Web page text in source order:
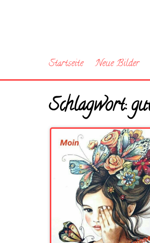
Startseite Neue Bilder
Schlagwort: